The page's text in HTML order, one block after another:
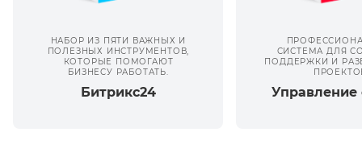
НАБОР ИЗ ПЯТИ ВАЖНЫХ И
ПОЛЕЗНЫХ ИНСТРУМЕНТОВ,
КОТОРЫЕ ПОМОГАЮТ
БИЗНЕСУ РАБОТАТЬ.
Битрикс24
СИСТЕМА ДЛЯ
ПОДДЕРЖКИ И
Управление